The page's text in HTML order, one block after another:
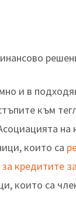
и в
към
на
които са
кредитите
които са